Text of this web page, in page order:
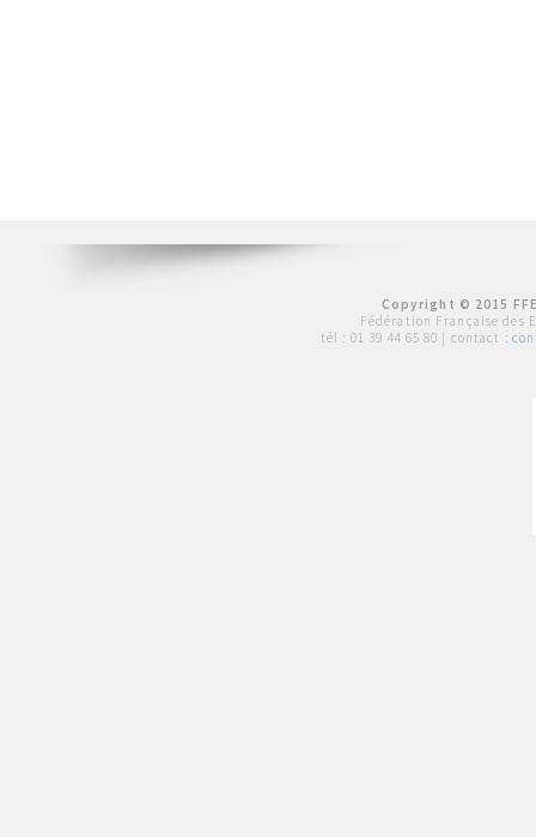
Copyright © 2015
Fédération Française des
tél : 01 39 44 65 80 | contact :